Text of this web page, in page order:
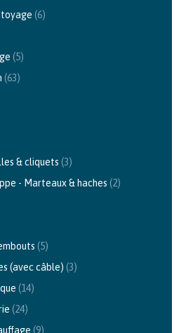
(6)
(5)
(63)
& cliquets (3)
- Marteaux & haches (2)
(5)
(avec câble) (3)
(14)
(24)
(9)